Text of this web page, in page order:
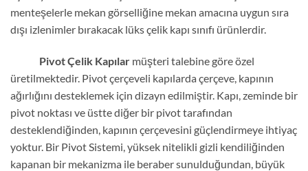
menteşelerle mekan görselliğine mekan amacına uygun sıra
dışı izlenimler bırakacak lüks çelik kapı sınıfı ürünlerdir.
Pivot Çelik Kapılar müşteri talebine göre özel
üretilmektedir. Pivot çerçeveli kapılarda çerçeve, kapının
ağırlığını desteklemek için dizayn edilmiştir. Kapı, zeminde bir
pivot noktası ve üstte diğer bir pivot tarafından
desteklendiğinden, kapının çerçevesini güçlendirmeye ihtiyaç
yoktur. Bir Pivot Sistemi, yüksek nitelikli gizli kendiliğinden
kapanan bir mekanizma ile beraber sunulduğundan, büyük